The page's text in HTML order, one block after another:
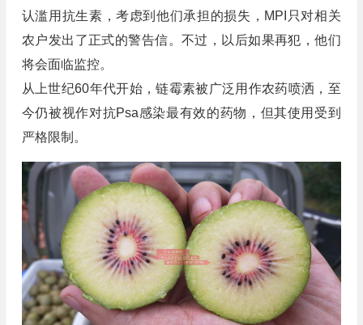
认滥用抗生素，考虑到他们承担的损失，MPI只对相关
农户发出了正式的警告信。不过，以后如果再犯，他们
将会面临监控。
从上世纪60年代开始，链霉素被广泛用作农药喷洒，至
今仍被视作对抗Psa感染最有效的药物，但其使用受到
严格限制。